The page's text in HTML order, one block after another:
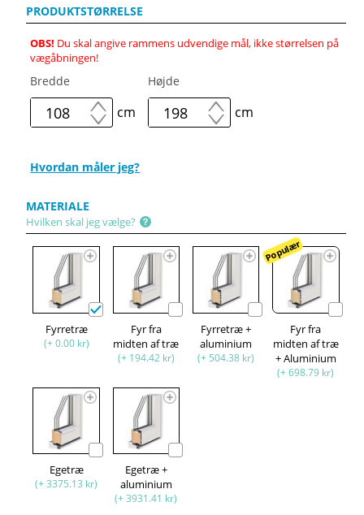
PRODUKTSTØRRELSE
OBS! Du skal angive rammens udvendige mål, ikke størrelsen på
vægåbningen!
Bredde
cm
Højde
cm
Hvordan måler jeg?
MATERIALE
Hvilken skal jeg vælge?
Fyrretræ
(+ 0.00 kr)
Fyr fra
midten af træ
(+ 194.42 kr)
Fyrretræ +
aluminium
(+ 504.38 kr)
Populær
Fyr fra
midten af træ
+ Aluminium
(+ 698.79 kr)
Egetræ
(+ 3375.13 kr)
Egetræ +
aluminium
(+ 3931.41 kr)